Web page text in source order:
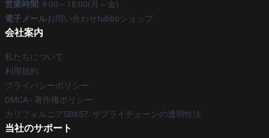
営業時間: 9:00～18:00(月～金)
電子メールお問い合わせtubboショップ
会社案内
私たちについて
利用規約
プライバシーポリシー
DMCA - 著作権ポリシー
カリフォルニアSB657: サプライチェーンの透明性法
当社のサポート